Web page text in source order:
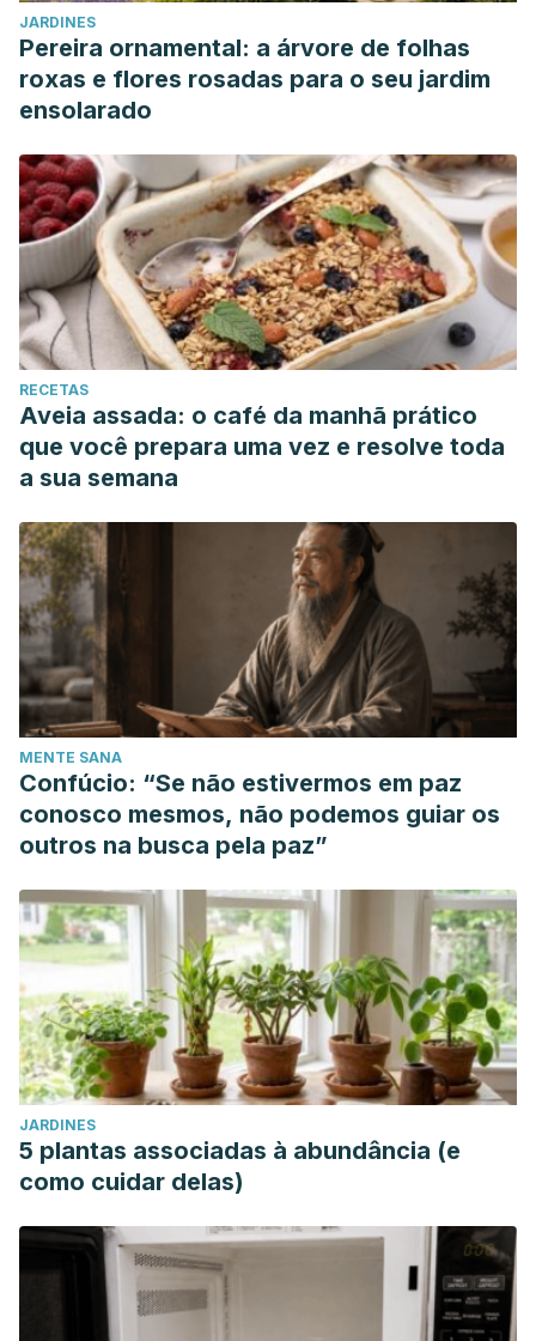
JARDINES
Pereira ornamental: a árvore de folhas
roxas e flores rosadas para o seu jardim
ensolarado
RECETAS
Aveia assada: o café da manhã prático
que você prepara uma vez e resolve toda
a sua semana
MENTE SANA
Confúcio: “Se não estivermos em paz
conosco mesmos, não podemos guiar os
outros na busca pela paz”
JARDINES
5 plantas associadas à abundância (e
como cuidar delas)